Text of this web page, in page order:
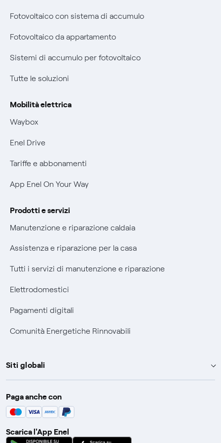
Remit
Certificazioni
Nuove regole europee per la protezione dei dati
Offerte Placet non vulnerabili
Mobilità Elettrica
Phishing e truffe online
Verifica chi ti ha chiamato
Agevolazione utenti con disabilità per offerte Fibra
Fotovoltaico con sistema di accumulo
Fotovoltaico da appartamento
Sistemi di accumulo per fotovoltaico
Tutte le soluzioni
Mobilità elettrica
Waybox
Enel Drive
Tariffe e abbonamenti
App Enel On Your Way
Prodotti e servizi
Manutenzione e riparazione caldaia
Assistenza e riparazione per la casa
Tutti i servizi di manutenzione e riparazione
Elettrodomestici
Pagamenti digitali
Comunità Energetiche Rinnovabili
Siti globali
Enel Group
Enel Green Power
Global Procurement
Paga anche con
Scarica l'App Enel